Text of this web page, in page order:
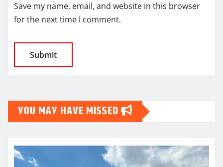
Save my name, email, and website in this browser
for the next time I comment.
YOU MAY HAVE MISSED